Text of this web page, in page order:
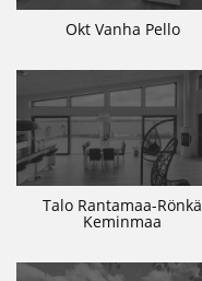
Okt Vanha Pello
Talo Rantamaa-Rönkä
Keminmaa